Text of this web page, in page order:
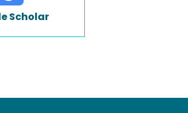
Scholar